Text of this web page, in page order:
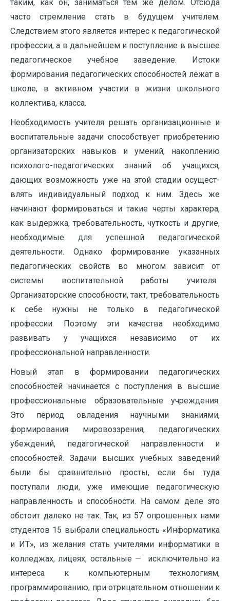
таким, как он, заниматься тем же делом. Отсюда
часто стремление стать в будущем учителем.
Следствием этого является интерес к педагоги­ческой
профессии, а в дальнейшем и поступление в высшее
педагогиче­ское учебное заведение. Истоки
формирования педагогических способностей лежат в
школе, в активном участии в жизни школьного
коллектива, класса.
Необходимость учителя решать организационные и
воспита­тельные задачи способствует приобретению
организаторских навыков и умений, накоплению
психолого-педагогических зна­ний об учащихся,
дающих возможность уже на этой стадии осущест­
влять индивидуальный подход к ним. Здесь же
начинают фор­мироваться и такие черты характера,
как выдержка, требова­тельность, чуткость и другие,
необходимые для успешной педа­гогической
деятельности. Однако формирование указанных
педагогических свойств во многом зависит от
системы воспитательной работы учителя.
Организаторские способности, такт, требовательность
к себе нужны не только в педагогической
профессии. Поэтому эти ка­чества необходимо
развивать у учащихся независимо от их
профессиональной направленности.
Новый этап в формировании педагогических
способностей начинается с поступления в высшие
профессиональные образовательные учреждения.
Это период овладения научными знаниями,
формирования мировоззрения, педагогических
убеждений, педагогической направленности и
способностей. Задачи высших учебных заведений
были бы срав­нительно просты, если бы туда
поступали люди, уже имеющие педагогическую
направленность и способности. На самом деле это
обстоит далеко не так. Так, из 57 опрошенных нами
студен­тов 15 выбрали специальность «Информатика
и ИТ», из жела­ния стать учителями информатики в
колледжах, лицеях, остальные — исключительно из
интереса к компьютерным технологиям,
программированию, при отрицательном отноше­нии к